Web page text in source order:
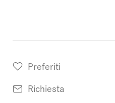
Preferiti
Richiesta